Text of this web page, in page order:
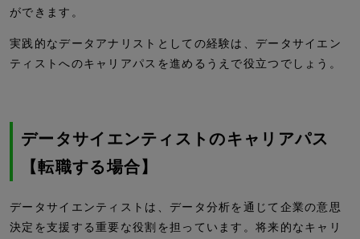
ができます。
実践的なデータアナリストとしての経験は、データサイエン
ティストへのキャリアパスを進めるうえで役立つでしょう。
データサイエンティストのキャリアパス
【転職する場合】
データサイエンティストは、データ分析を通じて企業の意思
決定を支援する重要な役割を担っています。将来的なキャリ